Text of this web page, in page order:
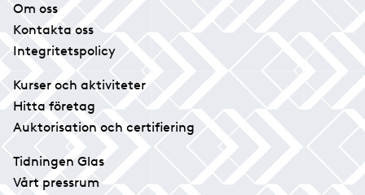
Om oss
Kontakta oss
Integritetspolicy
Kurser och aktiviteter
Hitta företag
Auktorisation och certifiering
Tidningen Glas
Vårt pressrum